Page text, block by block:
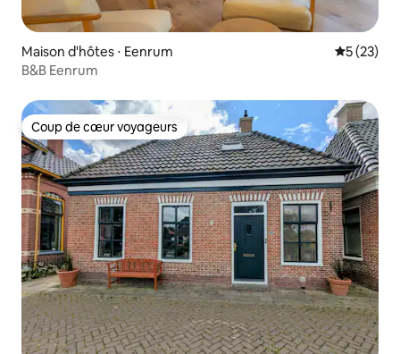
Maison d'hôtes ⋅ Eenrum
5 (23)
B&B Eenrum
Coup de cœur voyageurs
Coup de cœur voyageurs